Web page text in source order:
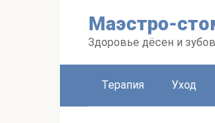
Маэстро-
Здоровье дёсен и
Терапия Уход